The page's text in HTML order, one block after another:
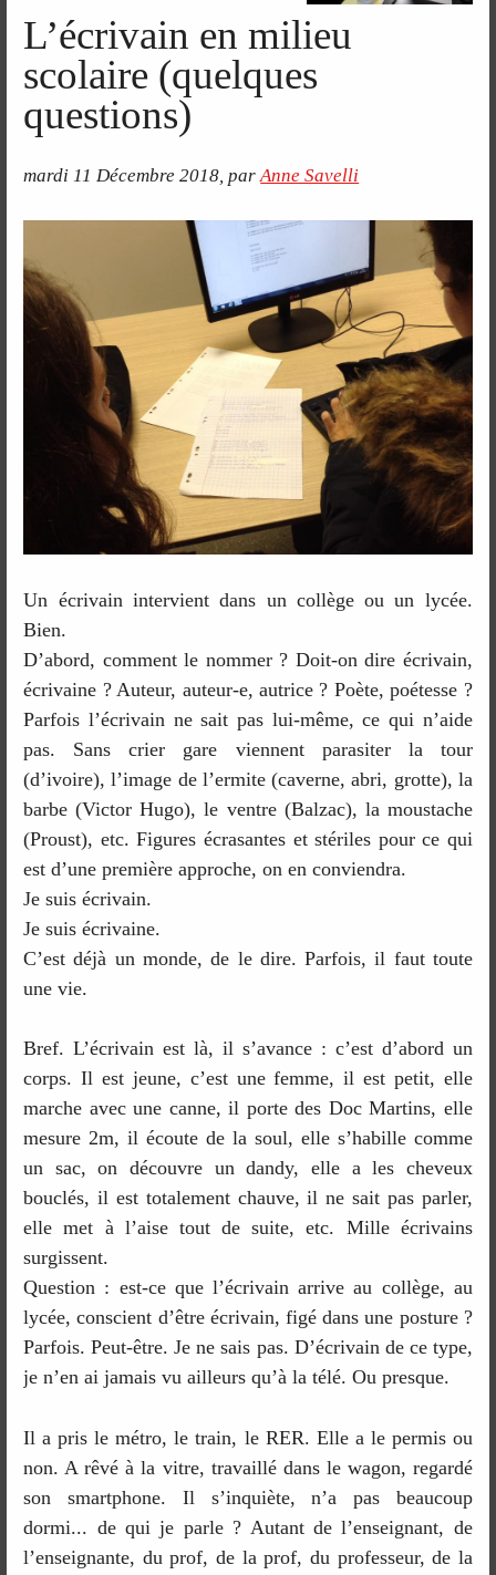
L’écrivain en milieu
scolaire (quelques
questions)
mardi 11 Décembre 2018,parAnne Savelli
Un écrivain intervient dans un collège ou un lycée.
Bien.
D’abord, comment le nommer ? Doit-on dire écrivain,
écrivaine ? Auteur, auteur-e, autrice ? Poète, poétesse ?
Parfois l’écrivain ne sait pas lui-même, ce qui n’aide
pas. Sans crier gare viennent parasiter la tour
(d’ivoire), l’image de l’ermite (caverne, abri, grotte), la
barbe (Victor Hugo), le ventre (Balzac), la moustache
(Proust), etc. Figures écrasantes et stériles pour ce qui
est d’une première approche, on en conviendra.
Je suis écrivain.
Je suis écrivaine.
C’est déjà un monde, de le dire. Parfois, il faut toute
une vie.
Bref. L’écrivain est là, il s’avance : c’est d’abord un
corps. Il est jeune, c’est une femme, il est petit, elle
marche avec une canne, il porte des Doc Martins, elle
mesure 2m, il écoute de la soul, elle s’habille comme
un sac, on découvre un dandy, elle a les cheveux
bouclés, il est totalement chauve, il ne sait pas parler,
elle met à l’aise tout de suite, etc. Mille écrivains
surgissent.
Question : est-ce que l’écrivain arrive au collège, au
lycée, conscient d’être écrivain, figé dans une posture ?
Parfois. Peut-être. Je ne sais pas. D’écrivain de ce type,
je n’en ai jamais vu ailleurs qu’à la télé. Ou presque.
Il a pris le métro, le train, le RER. Elle a le permis ou
non. A rêvé à la vitre, travaillé dans le wagon, regardé
son smartphone. Il s’inquiète, n’a pas beaucoup
dormi... de qui je parle ? Autant de l’enseignant, de
l’enseignante, du prof, de la prof, du professeur, de la